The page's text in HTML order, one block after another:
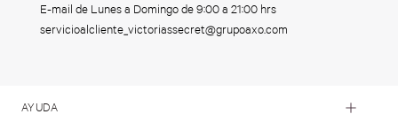
E-mail de Lunes a Domingo de 9:00 a 21:00 hrs
servicioalcliente_victoriassecret@grupoaxo.com
AYUDA